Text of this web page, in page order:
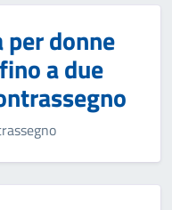
per donne
a due